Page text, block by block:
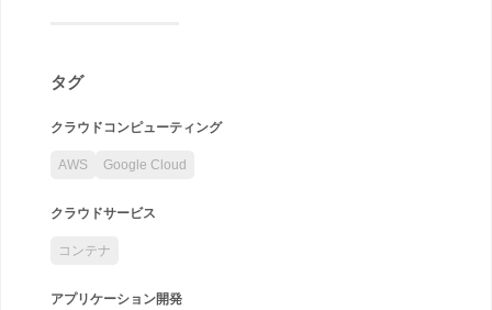
タグ
クラウドコンピューティング
AWS Google Cloud
クラウドサービス
コンテナ
アプリケーション開発